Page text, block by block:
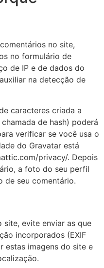
no site,
no formulário de
de IP e de dados do
na detecção de
caracteres criada a
de hash) poderá
verificar se você usa o
do Gravatar está
privacy/. Depois
a foto do seu perfil
de seu comentário.
site, evite enviar as que
incorporados (EXIF
estas imagens do site e